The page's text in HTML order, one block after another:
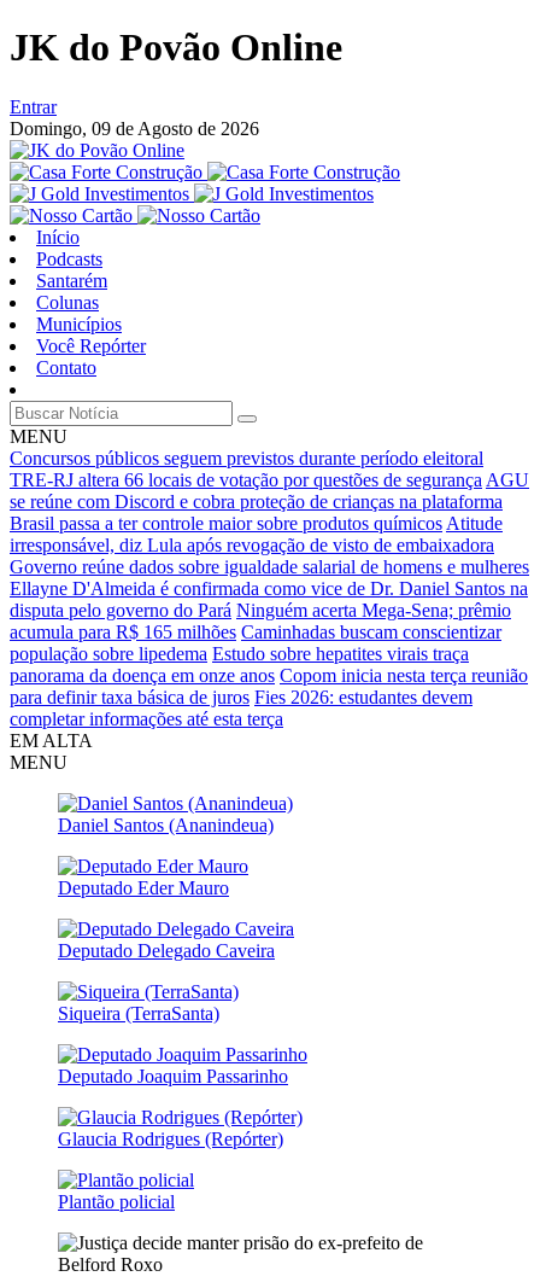
JK do Povão Online
Entrar
Domingo, 09 de Agosto de 2026
Início
Podcasts
Santarém
Colunas
Municípios
Você Repórter
Contato
MENU
Concursos públicos seguem previstos durante período eleitoral
TRE-RJ altera 66 locais de votação por questões de segurança AGU
se reúne com Discord e cobra proteção de crianças na plataforma
Brasil passa a ter controle maior sobre produtos químicos Atitude
irresponsável, diz Lula após revogação de visto de embaixadora
Governo reúne dados sobre igualdade salarial de homens e mulheres
Ellayne D'Almeida é confirmada como vice de Dr. Daniel Santos na
disputa pelo governo do Pará Ninguém acerta Mega-Sena; prêmio
acumula para R$ 165 milhões Caminhadas buscam conscientizar
população sobre lipedema Estudo sobre hepatites virais traça
panorama da doença em onze anos Copom inicia nesta terça reunião
para definir taxa básica de juros Fies 2026: estudantes devem
completar informações até esta terça
EM ALTA
MENU
Daniel Santos (Ananindeua)
Deputado Eder Mauro
Deputado Delegado Caveira
Siqueira (TerraSanta)
Deputado Joaquim Passarinho
Glaucia Rodrigues (Repórter)
Plantão policial